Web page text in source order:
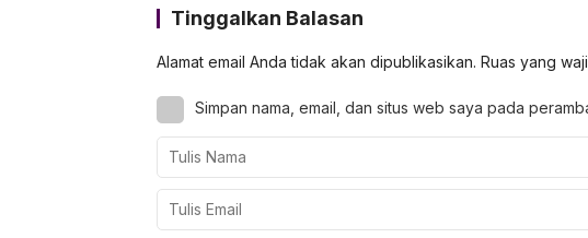
Tinggalkan Balasan
Alamat email Anda tidak akan dipublikasikan. Ruas yang
Simpan nama, email, dan situs web saya pada